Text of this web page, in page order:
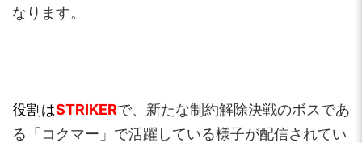
なります。
役割はSTRIKERで、新たな制約解除決戦のボスであ
る「コクマー」で活躍している様子が配信されてい